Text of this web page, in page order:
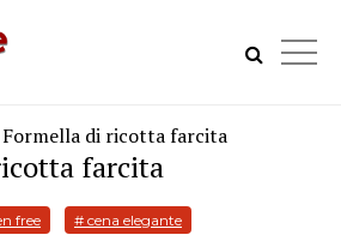
Formella di ricotta farcita
farcita
free # cena elegante